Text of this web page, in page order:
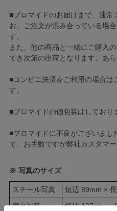
■ブロマイドのお届けまで、通常
お、ご注文が混み合っている場
す。
また、他の商品と一緒にご購入
でき次第の出荷となります。あ
■コンビニ決済をご利用の場合は
す。
■ブロマイドの個包装はしており
■ブロマイドに不良がございま
で、お手数ですが弊社カスタマ
※ 写真のサイズ
スチール写真
短辺 89mm ×
舞台写真
短辺 127mm ×